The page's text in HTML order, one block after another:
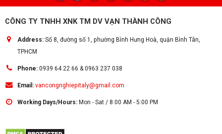
CÔNG TY TNHH XNK TM DV VẠN THÀNH CÔNG
Address: Số 8, đường số 1, phường Bình Hưng Hoà, quận Bình Tân,
TPHCM
Phone: 0939 64 22 66 & 0963 237 038
Email: vancongnghiepitaly@gmail.com
Working Days/Hours: Mon - Sat / 8:00 AM - 5:00 PM